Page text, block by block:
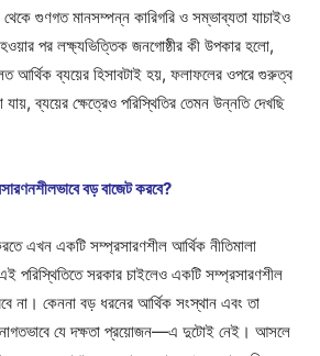
গুণগত মানসম্পন্ন কারিগরি ও সম্ভাব্যতা যাচাইও
পর লক্ষ্যভিত্তিক জনগোষ্ঠীর কী উপকার হলো,
আর্থিক ব্যয়ের হিসাবটাই হয়, ফলাফলের ওপরে গুরুত্ব
ব্যয়ের ক্ষেত্রেও পরিস্থিতির তেমন উন্নতি দেখছি
বড় বাজেট করবে?
এখন একটি সম্প্রসারণশীল আর্থিক নীতিমালা
পরিস্থিতিতে সরকার চাইলেও একটি সম্প্রসারণশীল
না। কেননা বড় ধরনের আর্থিক সংস্থান এবং তা
যে দক্ষতা প্রয়োজন—এ দুটোই নেই। আসলে